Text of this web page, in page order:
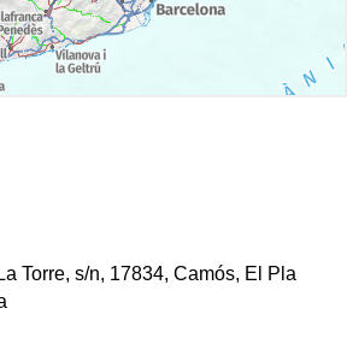
Torre, s/n, 17834, Camós, El Pla